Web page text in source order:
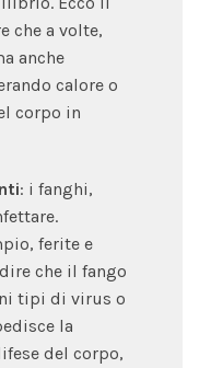
che a volte,
anche
calore o
corpo in
: i fanghi,
ferite e
che il fango
tipi di virus o
la
del corpo,